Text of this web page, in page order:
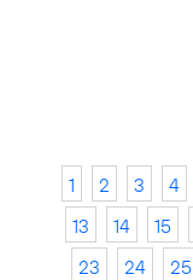
1 2 3 4
13
14 15
23
24 25